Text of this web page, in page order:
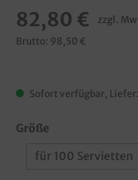
82,80 € zzgl.
Brutto: 98,50 €
Sofort verfügbar,
Größe
für 100 Servietten